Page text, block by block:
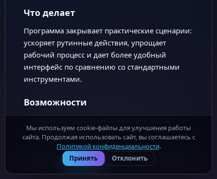
Что делает
Программа закрывает практические сценарии:
ускоряет рутинные действия, упрощает
рабочий процесс и дает более удобный
интерфейс по сравнению со стандартными
инструментами.
Возможности
категории
Работа на macOS в реальных
пользовательских сценариях
Удобное использование как отдельного
Mac-Soft.ru - бесплатные программы для macOS ·
конфиденциальности
· Роскомнадзор (ОПД): № 32-26-014202
Мы используем cookie-файлы для улучшения работы
сайта. Продолжая использовать сайт, вы соглашаетесь с
Политикой конфиденциальности.
Принять
Отклонить